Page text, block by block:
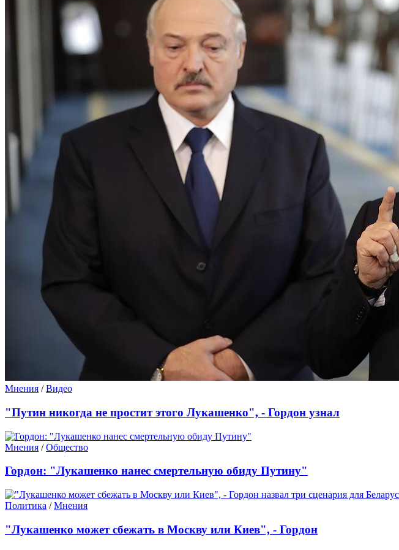
Мнения /Видео
"Путин никогда не простит этого Лукашенко", - Гордон узнал
Мнения /Общество
Гордон: "Лукашенко нанес смертельную обиду Путину"
Политика /Мнения
"Лукашенко может сбежать в Москву или Киев", - Гордон